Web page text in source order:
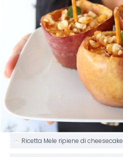
Ricetta Mele ripiene di cheesecake